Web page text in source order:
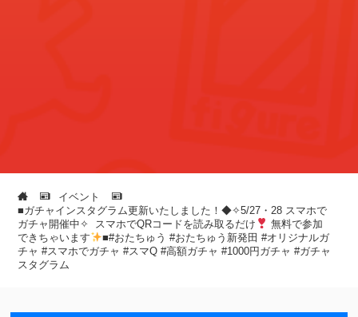
イベント
■ガチャインスタグラム更新いたしました！◆⁡✧︎5/27・28 スマホで
ガチャ開催中✧︎ ⁡ ⁡スマホでQRコードを読み取るだけ
⁡ ⁡無料で参加
できちゃいます
⁡■#おたちゅう #おたちゅう新発田 #オリジナルガ
チャ #スマホでガチャ⁡ ⁡#スマQ #高額ガチャ #1000円ガチャ #ガチャ
スタグラム